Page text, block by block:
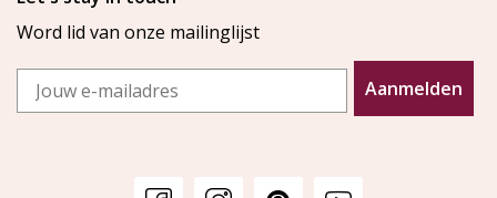
Word lid van onze mailinglijst
Email
Aanmelden